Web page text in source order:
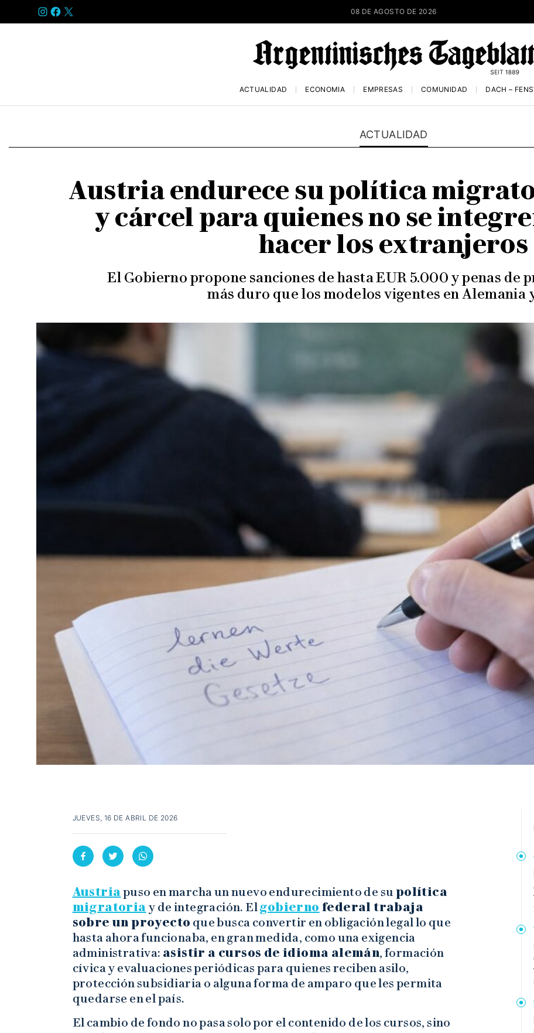
INSTAGRAM
FACEBOOK
X 08 DE AGOSTO DE 2026
ACTUALIDAD ECONOMÍA EMPRESAS COMUNIDAD DACH –
ACTUALIDAD
Austria endurece su política
y cárcel para quienes no se
hacer los extranjeros
El Gobierno propone sanciones de hasta EUR 5.000 y penas de
más duro que los modelos vigentes en Alemania
JUEVES, 16 DE ABRIL DE 2026
Austriapuso en marcha un nuevo endurecimiento de su política
migratoria y de integración. Elgobierno federal trabaja
sobre un proyecto que busca convertir en obligación legal lo que
hasta ahora funcionaba, en gran medida, como una exigencia
administrativa: asistir a cursos de idioma alemán, formación
cívica y evaluaciones periódicas para quienes reciben asilo,
protección subsidiaria o alguna forma de amparo que les permita
quedarse en el país.
El cambio de fondo no pasa solo por el contenido de los cursos, sino